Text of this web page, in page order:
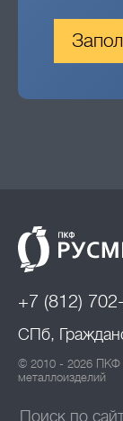
+7 (812)
СПб,
© 2010 - 2026 ПКФ
металлоизделий